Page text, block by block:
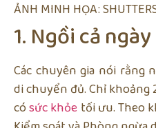
ẢNH MINH HỌA:
1. Ngồi cả ngày
Các chuyên gia nói rằng
di chuyển đủ. Chỉ khoảng
cósức khỏe tối ưu. Theo